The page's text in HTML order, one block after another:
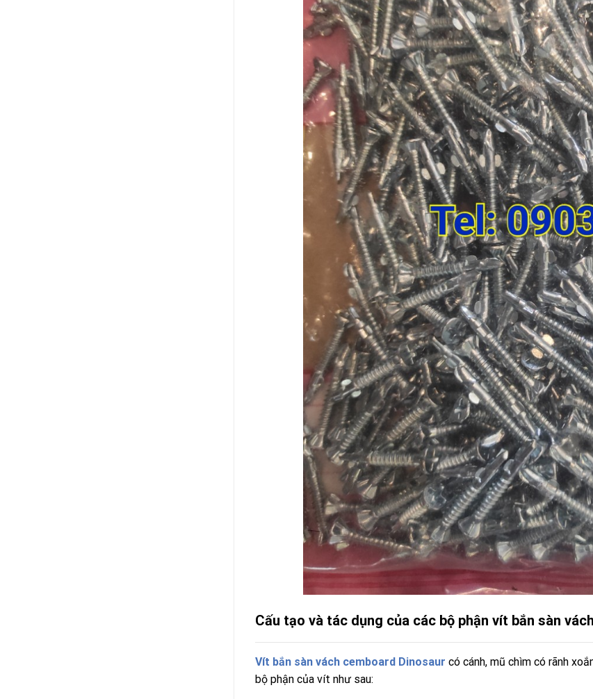
Cấu tạo và tác dụng của các bộ phận vít bắn sàn
Vít bắn sàn vách cemboard Dinosaur có cánh, mũ chìm có rãnh
bộ phận của vít như sau: